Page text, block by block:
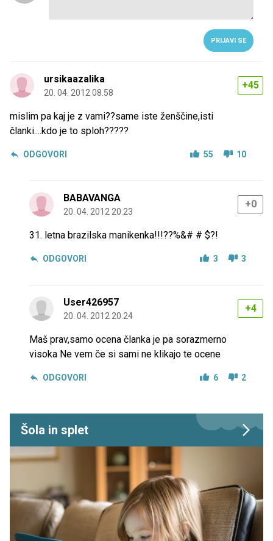
PRIJAVI SE
ursikaazalika
20. 04. 2012 08.58
+45
mislim pa kaj je z vami??same iste ženščine,isti
članki....kdo je to sploh?????
ODGOVORI 55 10
BABAVANGA
20. 04. 2012 20.23
+0
31. letna brazilska manikenka!!!??%&# # $?!
ODGOVORI 3 3
User426957
20. 04. 2012 20.24
+4
Maš prav,samo ocena članka je pa sorazmerno
visoka Ne vem če si sami ne klikajo te ocene
ODGOVORI 6 2
Šola in splet